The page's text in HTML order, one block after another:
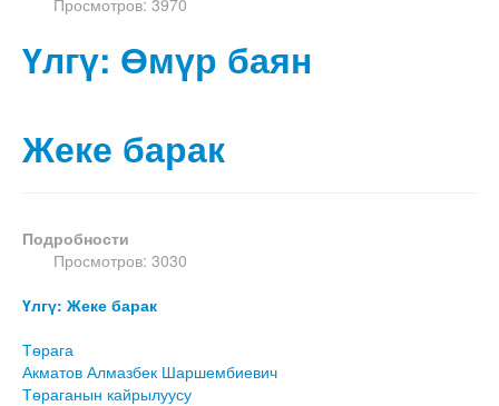
Просмотров: 3970
Үлгү: Өмүр баян
Жеке барак
Подробности
Просмотров: 3030
Үлгү: Жеке барак
Төрага
Акматов Алмазбек Шаршембиевич
Төраганын кайрылуусу